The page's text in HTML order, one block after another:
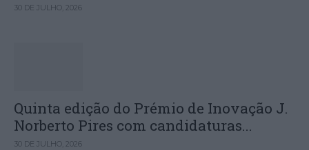
30 DE JULHO, 2026
Quinta edição do Prémio de Inovação J.
Norberto Pires com candidaturas...
30 DE JULHO, 2026